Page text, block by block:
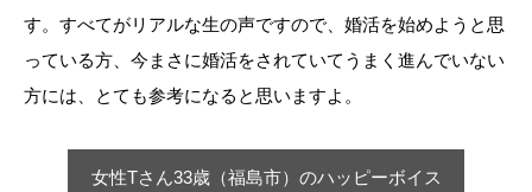
す。すべてがリアルな生の声ですので、婚活を始めようと思
っている方、今まさに婚活をされていてうまく進んでいない
方には、とても参考になると思いますよ。
女性Tさん33歳（福島市）のハッピーボイス